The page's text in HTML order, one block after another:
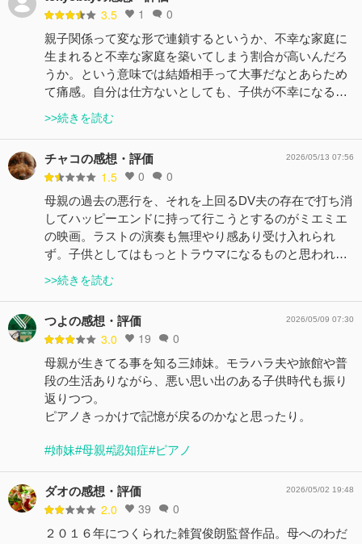
3.5 1 0
親子関係って変な形で連鎖するというか、不幸な家庭に
生まれると不幸な家庭を築いてしまう割合が高いんだろ
うか。という意味では結婚相手って大事だなとあらため
て痛感。自分は仕方ないとしても、子供が不幸になる…
>>続きを読む
チャコの感想・評価
1.5 0 0
2026/05/13 07:56
母親の過去の悪行を、それを上回るDV夫の存在で打ち消
してハッピーエンドに持って行こうとするのがミエミエ
の映画。ラストの演奏も無理やり感あり受け入れられ
ず。子供としてはもっとトラウマになるものと思われ…
>>続きを読む
つよの感想・評価
3.0 19 0
2026/05/09 07:30
母親が生きてる事を知る三姉妹。モラハラ夫や旅館や普
段の生活ありながら、悪い思い出のある子供時代も振り
返りつつ。
ピアノきっかけで記憶が戻るのかなと思ったり。
#姉妹#母親#認知症#ピアノ
ダオの感想・評価
2.0 39 0
2026/05/02 19:48
２０１６年につくられた雑賀俊朗監督作品。母へのわだ